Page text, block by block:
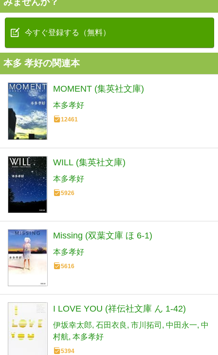
今すぐ登録する（無料）
本多 孝好の関連本
MOMENT (集英社文庫)
本多孝好
12461
WILL (集英社文庫)
本多孝好
5926
Missing (双葉文庫 ほ 6-1)
本多孝好
5616
I LOVE YOU (祥伝社文庫 ん 1-42)
伊坂幸太郎 石田衣良 市川拓司 中田永一 中
村航 本多孝好
5394